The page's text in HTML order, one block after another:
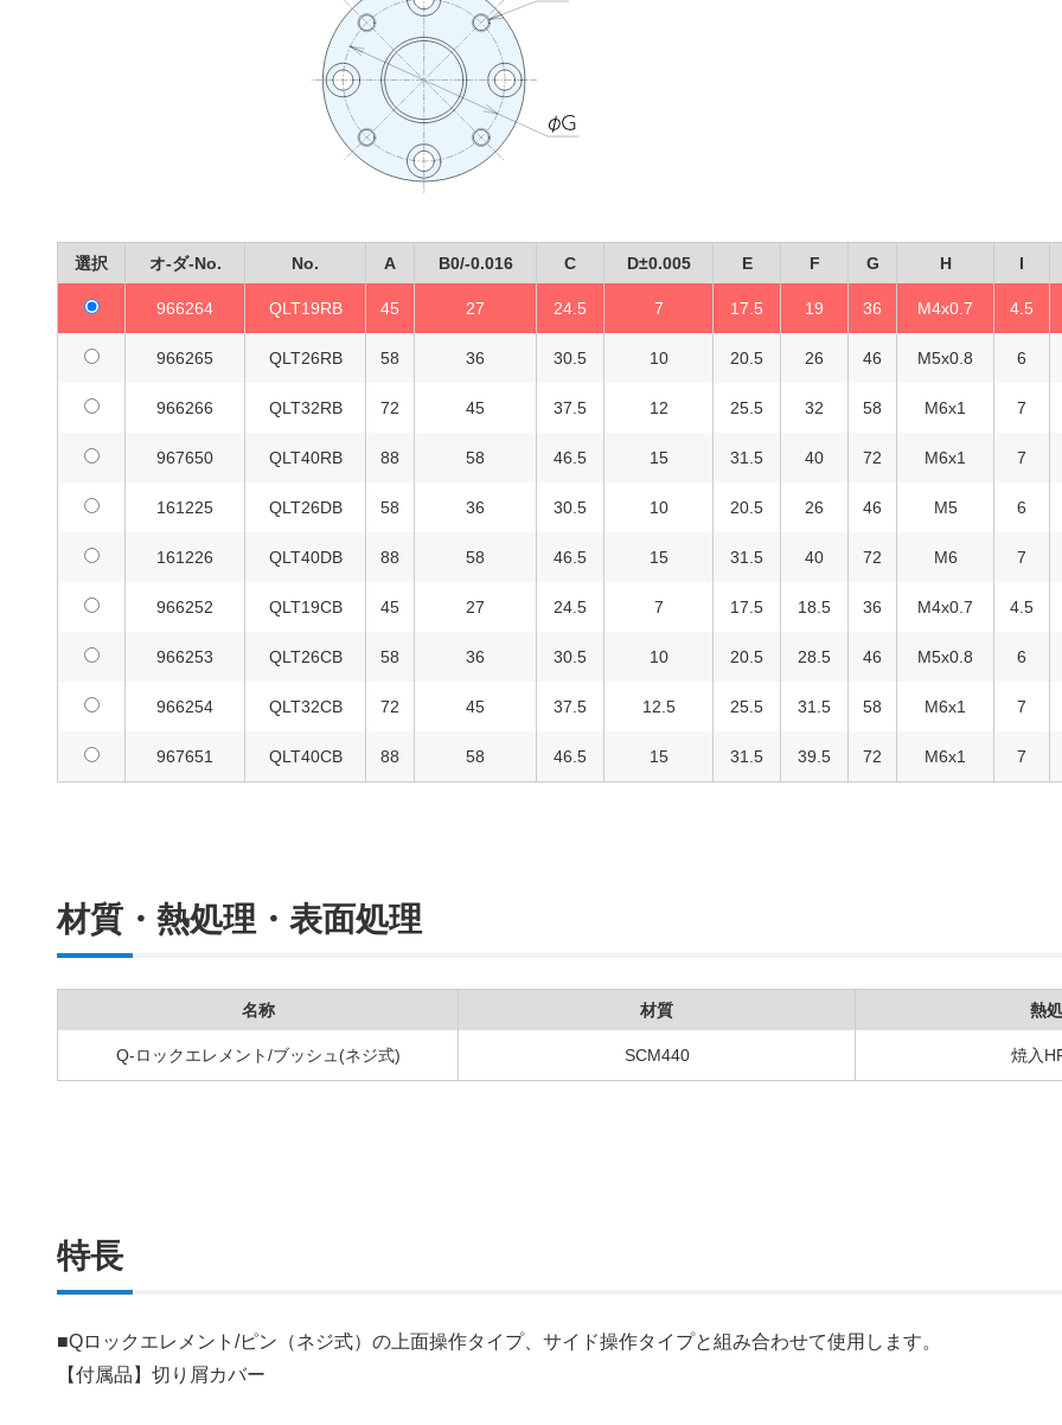
選択 オ-ダ-No. No. A B0/-0.016 C D±0.005 E F G H I
966264 QLT19RB 45 27 24.5 7 17.5 19 36 M4x0.7 4.5
966265 QLT26RB 58 36 30.5 10 20.5 26 46 M5x0.8 6
966266 QLT32RB 72 45 37.5 12 25.5 32 58 M6x1 7
967650 QLT40RB 88 58 46.5 15 31.5 40 72 M6x1 7
161225 QLT26DB 58 36 30.5 10 20.5 26 46 M5 6
161226 QLT40DB 88 58 46.5 15 31.5 40 72 M6 7
966252 QLT19CB 45 27 24.5 7 17.5 18.5 36 M4x0.7 4.5
966253 QLT26CB 58 36 30.5 10 20.5 28.5 46 M5x0.8 6
966254 QLT32CB 72 45 37.5 12.5 25.5 31.5 58 M6x1 7
967651 QLT40CB 88 58 46.5 15 31.5 39.5 72 M6x1 7
材質・熱処理・表面処理
名称 材質 熱
Q-ロックエレメント/ブッシュ(ネジ式) SCM440 焼入
特長
■Qロックエレメント/ピン（ネジ式）の上面操作タイプ、サイド操作タイプと組み合わせて使用します。
【付属品】切り屑カバー